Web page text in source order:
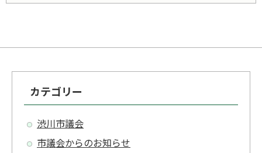
カテゴリー
渋川市議会
市議会からのお知らせ